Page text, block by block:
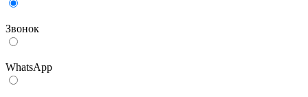
Звонок
WhatsApp